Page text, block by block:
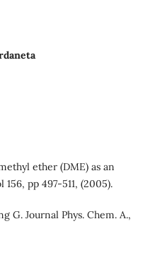
ether (DME) as an
pp 497-511, (2005).
G. Journal Phys. Chem. A.,